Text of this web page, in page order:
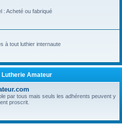
: Acheté ou fabriqué
à tout luthier internaute
Amateur
par tous mais seuls les adhérents peuvent y
proscrit.